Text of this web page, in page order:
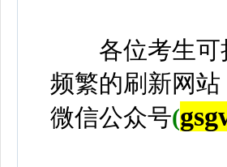
各位考生可
频繁的刷新网
微信公众号(